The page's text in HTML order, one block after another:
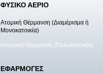
ΦΥΣΙΚΟ ΑΕΡΙΟ
Ατομική Θέρμανση (Διαμέρισμα ή
Μονοκατοικία)
Κεντρική Θέρμανση (Πολυκατοικία)
ΕΦΑΡΜΟΓΕΣ